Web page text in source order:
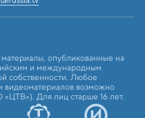
опубликованные на
и международным
собственности. Любое
видеоматериалов возможно
«ЦТВ»). Для лиц старше 16 лет.